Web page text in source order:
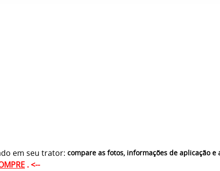
em seu trator: compare as fotos, informações de aplicação
. <--